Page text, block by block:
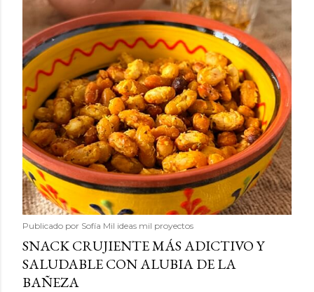
Publicado por Sofía Mil ideas mil proyectos
SNACK CRUJIENTE MÁS ADICTIVO Y
SALUDABLE CON ALUBIA DE LA
BAÑEZA